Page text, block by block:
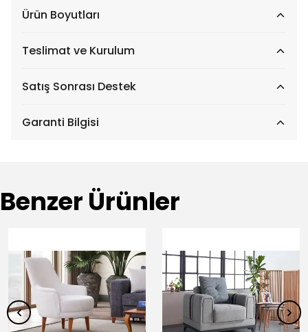
Ürün Boyutları
Teslimat ve Kurulum
Satış Sonrası Destek
Garanti Bilgisi
Benzer Ürünler